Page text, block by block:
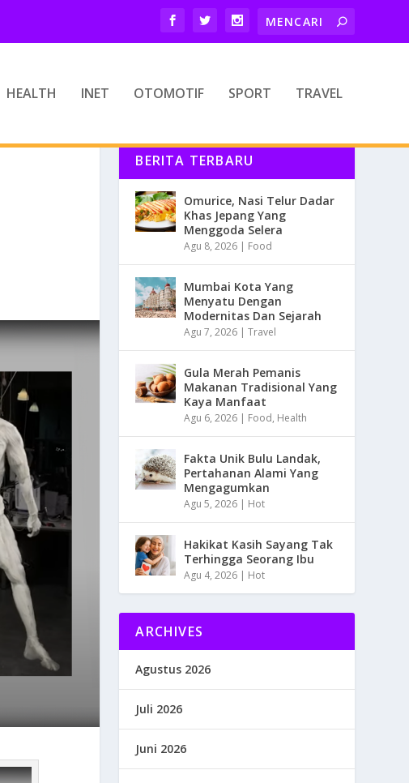
HEALTH INET OTOMOTIF SPORT TRAVEL
BERITA TERBARU
Omurice, Nasi Telur Dadar
Khas Jepang Yang
Menggoda Selera
Agu 8, 2026 | Food
Mumbai Kota Yang
Menyatu Dengan
Modernitas Dan Sejarah
Agu 7, 2026 |Travel
Gula Merah Pemanis
Makanan Tradisional Yang
Kaya Manfaat
Agu 6, 2026 | Food, Health
Fakta Unik Bulu Landak,
Pertahanan Alami Yang
Mengagumkan
Agu 5, 2026 | Hot
Hakikat Kasih Sayang Tak
Terhingga Seorang Ibu
Agu 4, 2026 | Hot
ARCHIVES
Agustus 2026
Juli 2026
Juni 2026